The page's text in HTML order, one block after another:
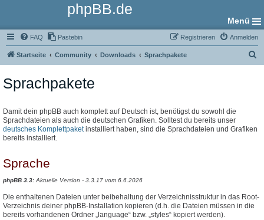
phpBB.de
Menü
FAQ Pastebin Anmelden
Registrieren
Startseite Community Downloads Sprachpakete
Sprachpakete
Damit dein phpBB auch komplett auf Deutsch ist, benötigst du sowohl die
Sprachdateien als auch die deutschen Grafiken. Solltest du bereits unser
deutsches Komplettpaketinstalliert haben, sind die Sprachdateien und Grafiken
bereits installiert.
Sprache
phpBB 3.3:Aktuelle Version - 3.3.17 vom 6.6.2026
Die enthaltenen Dateien unter beibehaltung der Verzeichnisstruktur in das Root-
Verzeichnis deiner phpBB-Installation kopieren (d.h. die Dateien müssen in die
bereits vorhandenen Ordner „language“ bzw. „styles“ kopiert werden).